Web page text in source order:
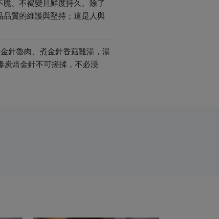
、不褐變且鮮度持久。除了
質的維護與堅持；這是人與
針魯肉、煮金針香菇雞湯，湯
炭焙金針不可搓揉，不必浸